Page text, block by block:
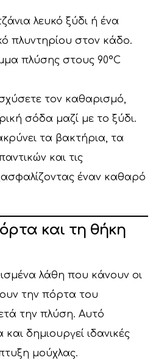
λευκό ξύδι ή ένα
πλυντηρίου στον κάδο.
πλύσης στους 90°C
τον καθαρισμό,
σόδα μαζί με το ξύδι.
τα βακτήρια, τα
και τις
έναν καθαρό
και τη θήκη
λάθη που κάνουν οι
την πόρτα του
την πλύση. Αυτό
δημιουργεί ιδανικές
μούχλας.